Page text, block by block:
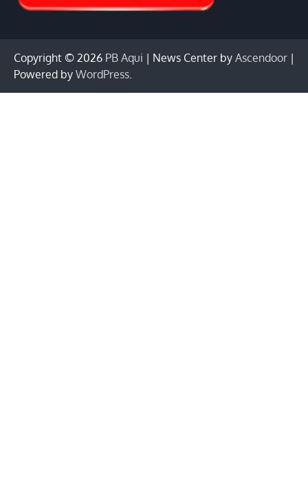
Copyright © 2026 PB Aqui | News Center by Ascendoor |
Powered by WordPress